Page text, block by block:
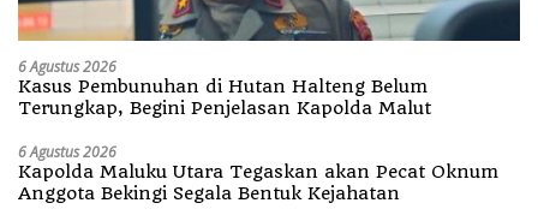
6 Agustus 2026
Kasus Pembunuhan di Hutan Halteng Belum
Terungkap, Begini Penjelasan Kapolda Malut
6 Agustus 2026
Kapolda Maluku Utara Tegaskan akan Pecat Oknum
Anggota Bekingi Segala Bentuk Kejahatan